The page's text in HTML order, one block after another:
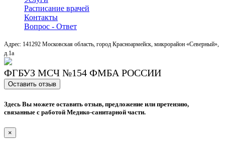
Расписание врачей
Контакты
Вопрос - Ответ
Адрес: 141292 Московская область, город Красноармейск, микрорайон «Северный»,
д.1a
ФГБУЗ МСЧ №154 ФМБА РОССИИ
Оставить отзыв
Здесь Вы можете оставить отзыв, предложение или претензию,
связанные с работой Медико-санитарной части.
×